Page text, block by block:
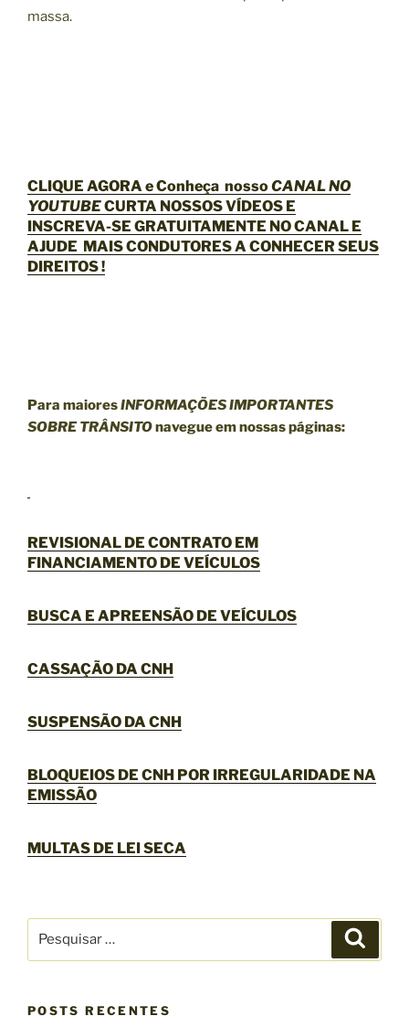
massa.
CLIQUE AGORA e Conheça nossoCANAL NO
YOUTUBECURTA NOSSOS VÍDEOS E
INSCREVA-SE GRATUITAMENTE NO CANAL E
AJUDE MAIS CONDUTORES A CONHECER SEUS
DIREITOS !
Para maioresINFORMAÇÕES IMPORTANTES
SOBRE TRÂNSITOnavegue em nossas páginas:
REVISIONAL DE CONTRATO EM
FINANCIAMENTO DE VEÍCULOS
BUSCA E APREENSÃO DE VEÍCULOS
CASSAÇÃO DA CNH
SUSPENSÃO DA CNH
BLOQUEIOS DE CNH POR IRREGULARIDADE NA
EMISSÃO
MULTAS DE LEI SECA
u
s
POSTS RECENTES